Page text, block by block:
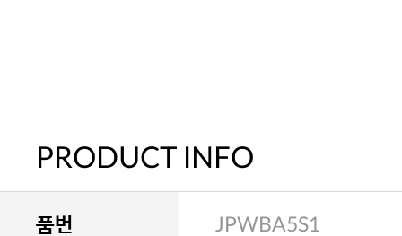
PRODUCT INFO
품번 JPWBA5S1